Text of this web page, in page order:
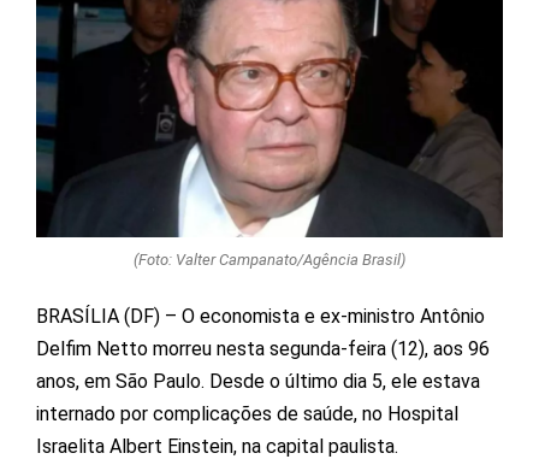
(Foto: Valter Campanato/Agência Brasil)
BRASÍLIA (DF) – O economista e ex-ministro Antônio
Delfim Netto morreu nesta segunda-feira (12), aos 96
anos, em São Paulo. Desde o último dia 5, ele estava
internado por complicações de saúde, no Hospital
Israelita Albert Einstein, na capital paulista.